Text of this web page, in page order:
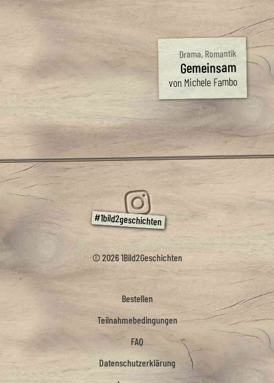
Drama, Romantik
Gemeinsam
von Michele Fambo
© 2026 1Bild2Geschichten
Bestellen
Teilnahmebedingungen
FAQ
Datenschutzerklärung